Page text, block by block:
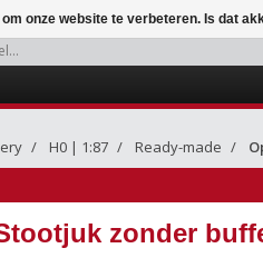
H0 | 1:87 Ready-made
zonder
onze website te verbeteren. Is dat